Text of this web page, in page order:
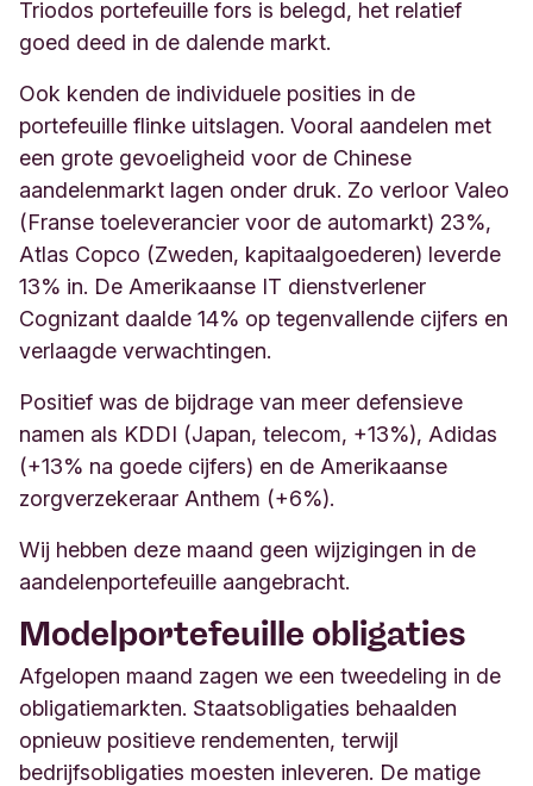
Triodos portefeuille fors is belegd, het relatief
goed deed in de dalende markt.
Ook kenden de individuele posities in de
portefeuille flinke uitslagen. Vooral aandelen met
een grote gevoeligheid voor de Chinese
aandelenmarkt lagen onder druk. Zo verloor Valeo
(Franse toeleverancier voor de automarkt) 23%,
Atlas Copco (Zweden, kapitaalgoederen) leverde
13% in. De Amerikaanse IT dienstverlener
Cognizant daalde 14% op tegenvallende cijfers en
verlaagde verwachtingen.
Positief was de bijdrage van meer defensieve
namen als KDDI (Japan, telecom, +13%), Adidas
(+13% na goede cijfers) en de Amerikaanse
zorgverzekeraar Anthem (+6%).
Wij hebben deze maand geen wijzigingen in de
aandelenportefeuille aangebracht.
Modelportefeuille obligaties
Afgelopen maand zagen we een tweedeling in de
obligatiemarkten. Staatsobligaties behaalden
opnieuw positieve rendementen, terwijl
bedrijfsobligaties moesten inleveren. De matige